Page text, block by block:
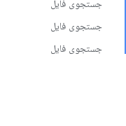
جستجوی فایل
جستجوی فایل
جستجوی فایل